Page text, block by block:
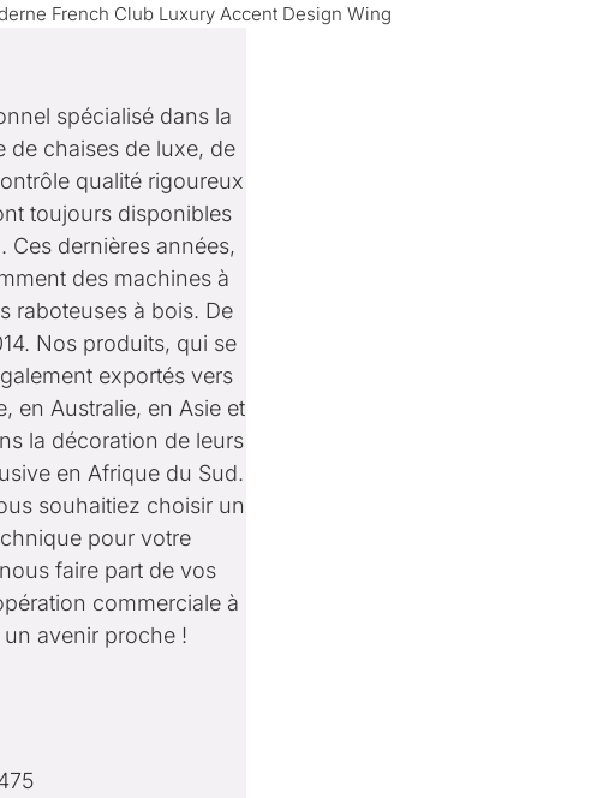
spécialisé dans la
de chaises de luxe, de
qualité rigoureux
toujours disponibles
Ces dernières années,
des machines à
raboteuses à bois. De
Nos produits, qui se
exportés vers
en Australie, en Asie et
la décoration de leurs
en Afrique du Sud.
souhaitiez choisir un
pour votre
faire part de vos
commerciale à
avenir proche !